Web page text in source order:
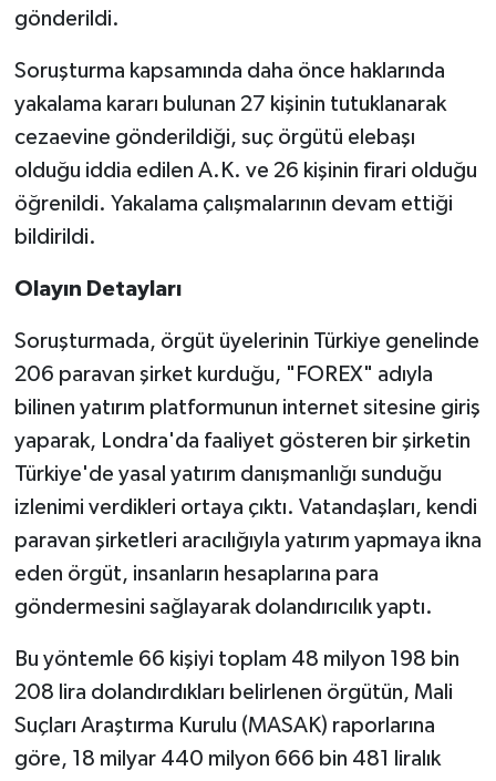
gönderildi.
Soruşturma kapsamında daha önce haklarında
yakalama kararı bulunan 27 kişinin tutuklanarak
cezaevine gönderildiği, suç örgütü elebaşı
olduğu iddia edilen A.K. ve 26 kişinin firari olduğu
öğrenildi. Yakalama çalışmalarının devam ettiği
bildirildi.
Olayın Detayları
Soruşturmada, örgüt üyelerinin Türkiye genelinde
206 paravan şirket kurduğu, "FOREX" adıyla
bilinen yatırım platformunun internet sitesine giriş
yaparak, Londra'da faaliyet gösteren bir şirketin
Türkiye'de yasal yatırım danışmanlığı sunduğu
izlenimi verdikleri ortaya çıktı. Vatandaşları, kendi
paravan şirketleri aracılığıyla yatırım yapmaya ikna
eden örgüt, insanların hesaplarına para
göndermesini sağlayarak dolandırıcılık yaptı.
Bu yöntemle 66 kişiyi toplam 48 milyon 198 bin
208 lira dolandırdıkları belirlenen örgütün, Mali
Suçları Araştırma Kurulu (MASAK) raporlarına
göre, 18 milyar 440 milyon 666 bin 481 liralık